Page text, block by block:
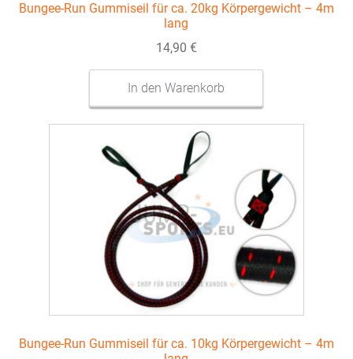
Bungee-Run Gummiseil für ca. 20kg Körpergewicht – 4m
lang
14,90 €
In den Warenkorb
Bungee-Run Gummiseil für ca. 10kg Körpergewicht – 4m